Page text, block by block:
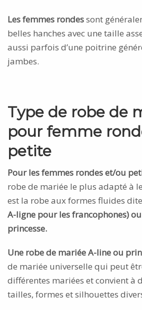
Les femmes rondessont
belles hanches avec une taille
aussi parfois d’une poitrine
jambes.
Type de robe de
pour femme
petite
Pour les femmes rondes et/ou
robe de mariée le plus adapté à
est la robe aux formes fluides
A-ligne pour les francophones)
princesse.
Une robe de mariée A-line ou
de mariée universelle qui peut
différentes mariées et convient à
tailles, formes et silhouettes